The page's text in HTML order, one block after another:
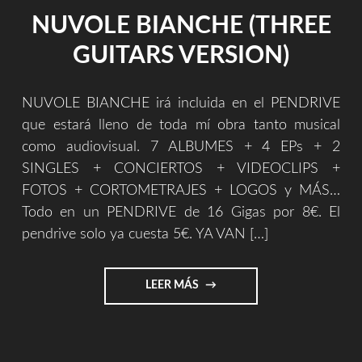
(PLAYLIST
TRAMPA)"
NUVOLE BIANCHE (THREE
GUITARS VERSION)
NUVOLE BIANCHE irá incluida en el PENDRIVE
que estará lleno de toda mí obra tanto musical
como audiovisual. 7 ALBUMES + 4 EPs + 2
SINGLES + CONCIERTOS + VIDEOCLIPS +
FOTOS + CORTOMETRAJES + LOGOS y MÁS…
Todo en un PENDRIVE de 16 Gigas por 8€. El
pendrive solo ya cuesta 5€. YA VAN […]
LEER MÁS "NUVOLE
BIANCHE